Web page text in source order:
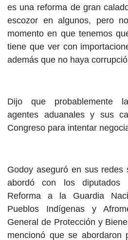
es una reforma de gran
escozor en algunos, pero
momento en que tenemos
tiene que ver con
además que no haya
Dijo que probablemente
agentes aduanales y sus
Congreso para intentar
Godoy aseguró en sus redes
abordó con los
Reforma a la Guardia
Pueblos Indígenas y
General de Protección y
mencionó que se abordaron